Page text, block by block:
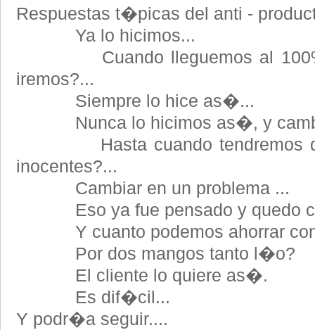
Respuestas t�picas del anti -
Ya lo hicimos...
Cuando lleguemos al 100%
iremos?...
Siempre lo hice as�...
Nunca lo hicimos as�, y
Hasta cuando tendremos
inocentes?...
Cambiar en un problema ...
Eso ya fue pensado y quedo
Y cuanto podemos ahorrar con
Por dos mangos tanto l�o?
El cliente lo quiere as�.
Es dif�cil...
Y podr�a seguir....